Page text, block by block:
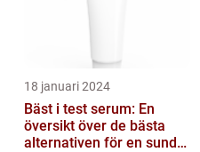
18 januari 2024
Bäst i test serum: En
översikt över de bästa
alternativen för en sund